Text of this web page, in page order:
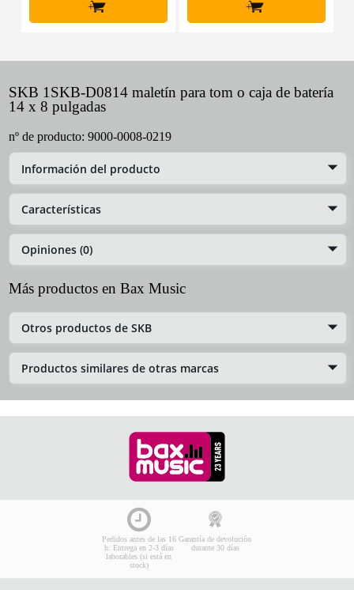
+ +
SKB 1SKB-D0814 maletín para tom o caja de batería
14 x 8 pulgadas
nº de producto: 9000-0008-0219
Información del producto
Características
Opiniones (0)
Más productos en Bax Music
Otros productos de SKB
Productos similares de otras marcas
Pedidos antes de las 16
h: Entrega en 2-3 días
laborables (si está en
stock)
Garantía de devolución
durante 30 días